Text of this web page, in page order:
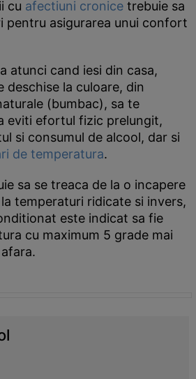
cu afectiuni cronice trebuie sa
pentru asigurarea unui confort
atunci cand iesi din casa,
deschise la culoare, din
(bumbac), sa te
eviti efortul fizic prelungit,
si consumul de alcool, dar si
de temperatura.
sa se treaca de la o incapere
temperaturi ridicate si invers,
este indicat sa fie
cu maximum 5 grade mai